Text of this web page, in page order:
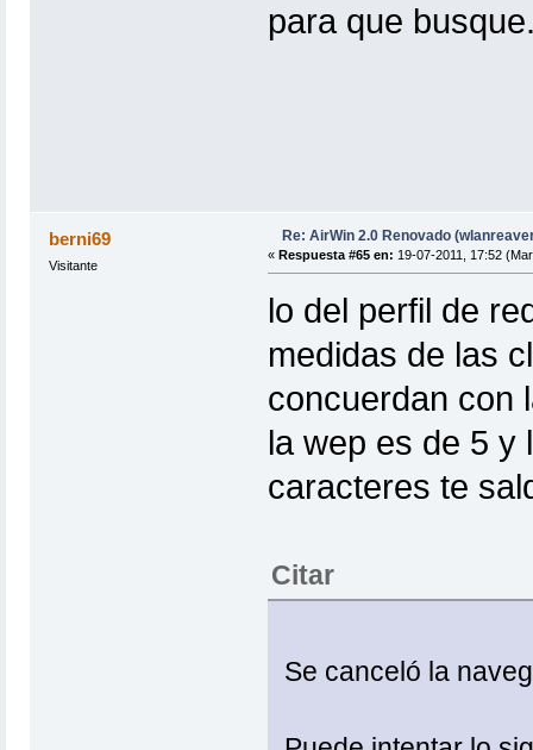
para que
berni69
Visitante
Re: AirWin 2.0 Renovado
« Respuesta #65 en: 19-07-2011, 17:52
lo del perfil de
medidas de las
concuerdan con
la wep es de 5 y
caracteres te
Citar
Se canceló la